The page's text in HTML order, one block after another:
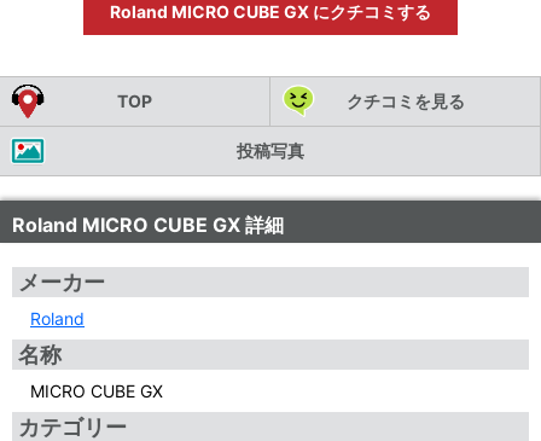
Roland MICRO CUBE GX にクチコミする
TOP クチコミを見る
投稿写真
Roland MICRO CUBE GX 詳細
メーカー
Roland
名称
MICRO CUBE GX
カテゴリー